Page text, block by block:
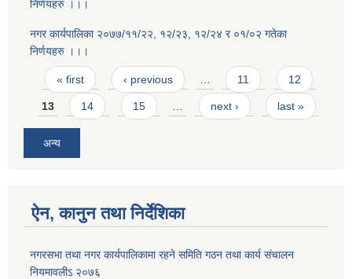
निर्णयहरु ।।।
नगर कार्यपालिका २०७७/११/२२, १२/२३, १२/२४ र ०१/०२ गतेका
निर्णयहरु ।।।
Pages
« first ‹ previous … 11 12
13 14 15 … next › last »
अन्य
ऐन, कानुन तथा निर्देशिका
नगरसभा तथा नगर कार्यपालिकामा रहने समिति गठन तथा कार्य संचालन
नियमावलीऽ २०७६